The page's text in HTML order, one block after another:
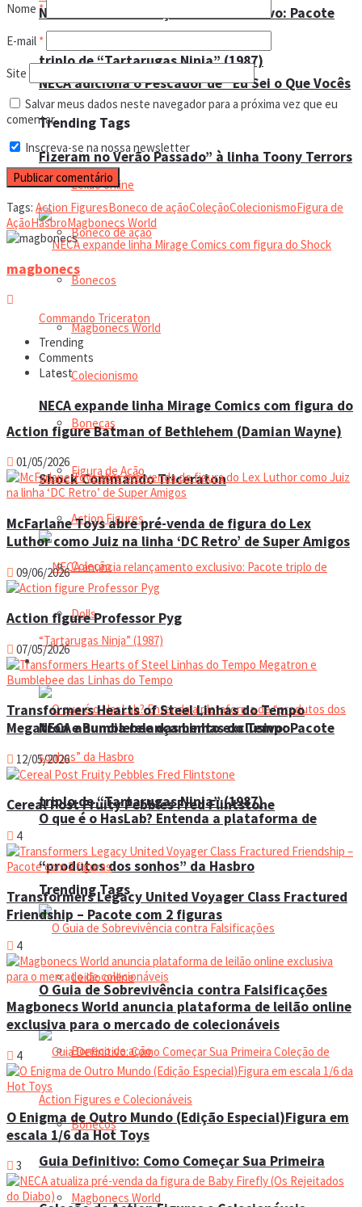
NECA adiciona o Pescador de “Eu Sei o Que Vocês
Fizeram no Verão Passado” à linha Toony Terrors
NECA expande linha Mirage Comics com figura do
Shock Commando Triceraton
NECA anuncia relançamento exclusivo: Pacote
triplo de “Tartarugas Ninja” (1987)
Trending Tags
Leilão online
Boneco de ação
Bonecos
Magbonecs World
NECA anuncia relançamento exclusivo: Pacote
triplo de “Tartarugas Ninja” (1987)
Trending Tags
Leilão online
Boneco de ação
Bonecos
Magbonecs World
Colecionismo
Bonecas
Figura de Ação
Action Figures
Coleção
Dolls
Manual do colecionador
O que é o HasLab? Entenda a plataforma de
“produtos dos sonhos” da Hasbro
O Guia de Sobrevivência contra Falsificações
Guia Definitivo: Como Começar Sua Primeira
Nome *
E-mail *
Site
Salvar meus dados neste navegador para a próxima vez que eu
comentar.
Inscreva-se na nossa newsletter
Tags: Action FiguresBoneco de açãoColeçãoColecionismoFigura de
AçãoHasbroMagbonecs World
magbonecs
Trending
Comments
Latest
Action figure Batman of Bethlehem (Damian Wayne)
01/05/2026
McFarlane Toys abre pré-venda de figura do Lex
Luthor como Juiz na linha ‘DC Retro’ de Super Amigos
09/06/2026
Action figure Professor Pyg
07/05/2026
Transformers Hearts of Steel Linhas do Tempo
Megatron e Bumblebee das Linhas do Tempo
12/05/2026
Cereal Post Fruity Pebbles Fred Flintstone
4
Transformers Legacy United Voyager Class Fractured
Friendship – Pacote com 2 figuras
4
Magbonecs World anuncia plataforma de leilão online
exclusiva para o mercado de colecionáveis
4
O Enigma de Outro Mundo (Edição Especial)Figura em
escala 1/6 da Hot Toys
3